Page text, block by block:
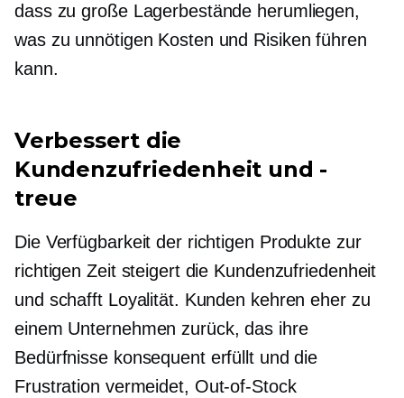
dass zu große Lagerbestände herumliegen,
was zu unnötigen Kosten und Risiken führen
kann.
Verbessert die
Kundenzufriedenheit und -
treue
Die Verfügbarkeit der richtigen Produkte zur
richtigen Zeit steigert die Kundenzufriedenheit
und schafft Loyalität. Kunden kehren eher zu
einem Unternehmen zurück, das ihre
Bedürfnisse konsequent erfüllt und die
Frustration vermeidet, Out-of-Stock